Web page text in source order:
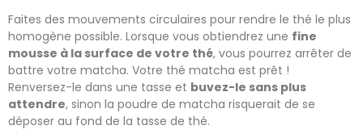
Faites des mouvements circulaires pour rendre le thé le plus
homogène possible. Lorsque vous obtiendrez une fine
mousse à la surface de votre thé, vous pourrez arrêter de
battre votre matcha. Votre thé matcha est prêt !
Renversez-le dans une tasse et buvez-le sans plus
attendre, sinon la poudre de matcha risquerait de se
déposer au fond de la tasse de thé.